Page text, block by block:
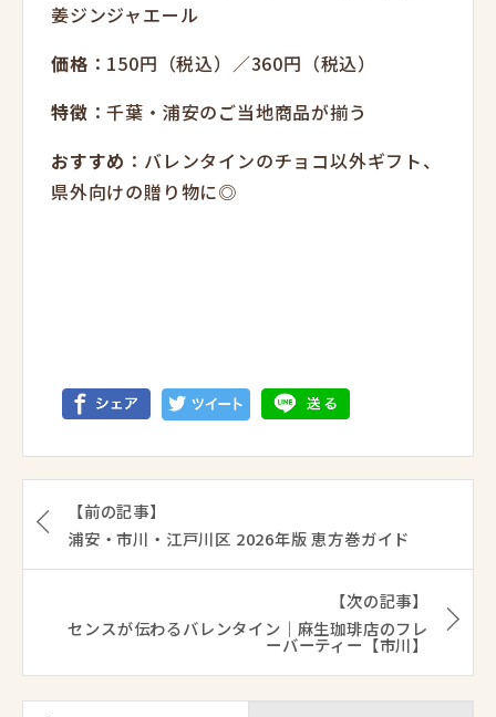
姜ジンジャエール
価格 ：150円（税込）／360円（税込）
特徴 ：千葉・浦安のご当地商品が揃う
おすすめ ：バレンタインのチョコ以外ギフト、
県外向けの贈り物に◎
【前の記事】
浦安・市川・江戸川区 2026年版 恵方巻ガイド
【次の記事】
センスが伝わるバレンタイン｜麻生珈琲店のフレ
ーバーティー【市川】